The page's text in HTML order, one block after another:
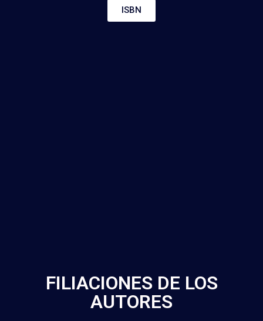
ISBN
FILIACIONES DE LOS
AUTORES